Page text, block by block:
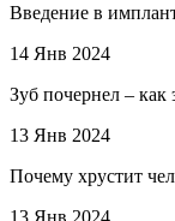
Введение в
14 Янв 2024
Зуб почернел – как
13 Янв 2024
Почему хрустит
13 Янв 2024